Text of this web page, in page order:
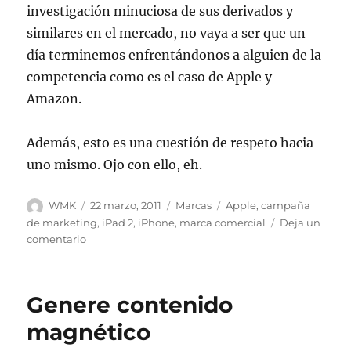
investigación minuciosa de sus derivados y
similares en el mercado, no vaya a ser que un
día terminemos enfrentándonos a alguien de la
competencia como es el caso de Apple y
Amazon.
Además, esto es una cuestión de respeto hacia
uno mismo. Ojo con ello, eh.
Autor
WMK
Publicado
el
22 marzo, 2011 Categorías
Marcas Etiquetas
Apple,campaña
de marketing, iPad 2, iPhone, marca comercial
Deja un
comentarioen
nombre
marca
Genere contenido
magnético